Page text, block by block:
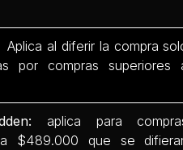
Aplica al diferir la compra
por compras superiores
aplica para
a $489.000 que se